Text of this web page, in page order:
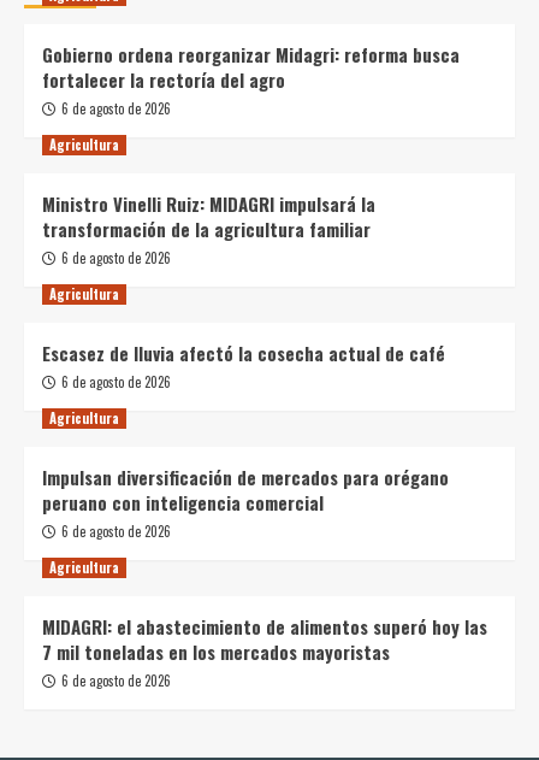
Gobierno ordena reorganizar Midagri: reforma busca
fortalecer la rectoría del agro
6 de agosto de 2026
Agricultura
Ministro Vinelli Ruiz: MIDAGRI impulsará la
transformación de la agricultura familiar
6 de agosto de 2026
Agricultura
Escasez de lluvia afectó la cosecha actual de café
6 de agosto de 2026
Agricultura
Impulsan diversificación de mercados para orégano
peruano con inteligencia comercial
6 de agosto de 2026
Agricultura
MIDAGRI: el abastecimiento de alimentos superó hoy las
7 mil toneladas en los mercados mayoristas
6 de agosto de 2026